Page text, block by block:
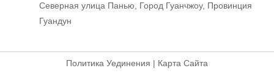
Северная улица Панью, Город Гуанчжоу, Провинция
Гуандун
Политика Уединения | Карта Сайта